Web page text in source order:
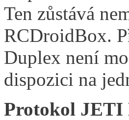
Ten zůstává
RCDroidBox.
Duplex není
dispozici na
Protokol JETI